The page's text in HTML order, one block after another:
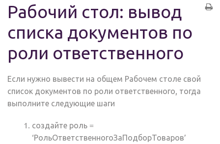
Рабочий стол: вывод
списка документов по
роли ответственного
Если нужно вывести на общем Рабочем столе свой
список документов по роли ответственного, тогда
выполните следующие шаги
создайте роль =
‘РольОтветственногоЗаПодборТоваров’